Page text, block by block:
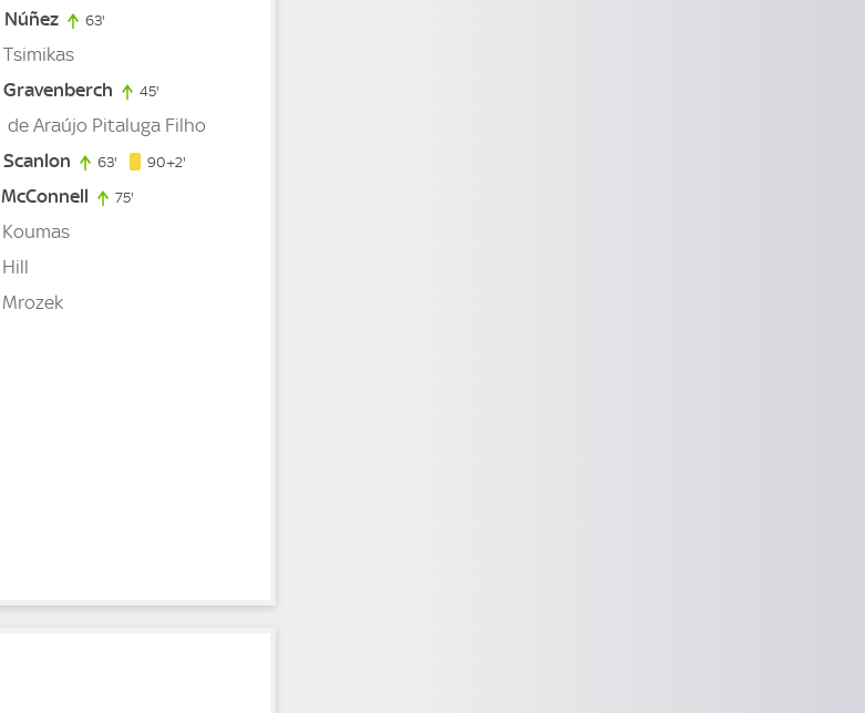
Núñez 63'
Tsimikas
Gravenberch 45'
de Araújo Pitaluga Filho
Scanlon 63' 63. minute
90+2'
McConnell 75'
Koumas
Hill
Mrozek